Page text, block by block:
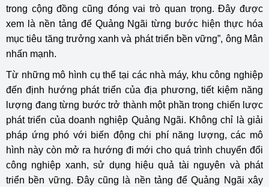
trong cộng đồng cũng đóng vai trò quan trọng. Đây được
xem là nền tảng để Quảng Ngãi từng bước hiện thực hóa
mục tiêu tăng trưởng xanh và phát triển bền vững”, ông Mân
nhấn mạnh.
Từ những mô hình cụ thể tại các nhà máy, khu công nghiệp
đến định hướng phát triển của địa phương, tiết kiệm năng
lượng đang từng bước trở thành một phần trong chiến lược
phát triển của doanh nghiệp Quảng Ngãi. Không chỉ là giải
pháp ứng phó với biến động chi phí năng lượng, các mô
hình này còn mở ra hướng đi mới cho quá trình chuyển đổi
công nghiệp xanh, sử dụng hiệu quả tài nguyên và phát
triển bền vững. Đây cũng là nền tảng để Quảng Ngãi xây